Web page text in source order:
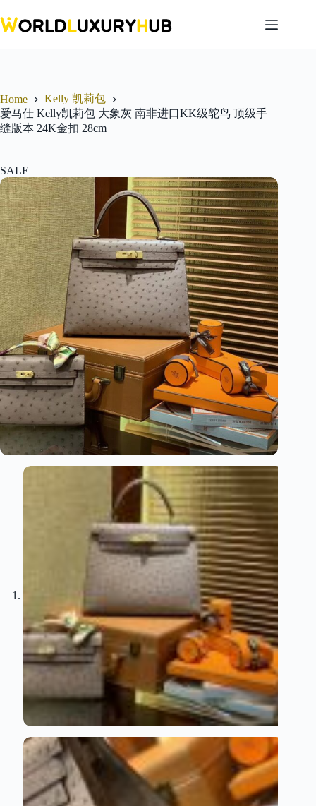
to
content
Home
Kelly 凯莉包
爱马仕 Kelly凯莉包 大象灰 南非进口KK级鸵鸟 顶级手
缝版本 24K金扣 28cm
SALE